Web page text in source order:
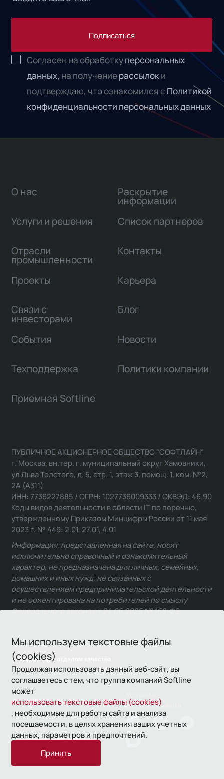
Подписаться
Согласен на обработкуперсональных
данных, на получениерассылоки
подтверждаю, что ознакомился с Политикой
конфиденциальности персональных данных
Мы используем текстовые файлы
(cookies)
Продолжая использовать данный веб-сайт, вы
соглашаетесь с тем, что группа компаний Softline
может
использовать текстовые файлы (cookies)
, необходимые для работы сайта и анализа
посещаемости, в целях хранения ваших учетных
данных, параметров и предпочтений.
Принять
О нас
Услуги и решения
Отрасли
промышленности
Проекты
Связи с
инвесторами
Раскрытие
информации
Список партнеров
Контакты
Карьера
Блог
События Новости
Техподдержка Политики компании
Приемная Softline
Связаться с отделом качества
ПУБЛИЧНОЕ АКЦИОНЕРНОЕ ОБЩЕСТВО "СОФТЛАЙН"
г. Москва, вн.тер. г. муниципальный округ Хамовники,
ул Льва Толстого, д. 5, стр. 1, этаж 3, помещ. 1, ком. №2,
2А (А311)
ИНН: 7736227885 / ОГРН: 1027736009333 / ОКВЭД: 46.90
Коды видов деятельности в области IT по перечню,
утвержденному Приказом Минцифры России от 11 мая
2023 г. № 449: 2.01, 27.01, 4.01
Информация, представленная на сайте, носит
исключительно справочный и ознакомительный
характер, не предназначена для личных, семейных,
домашних и иных нужд, не связанных с
осуществлением предпринимательской деятельности
и не ориентирована на потребителей по смыслу
Федерального закона от 24.06.2025 № 168-ФЗ.
© 1993—2026 Softline
использования
Политика
конфиденциальности